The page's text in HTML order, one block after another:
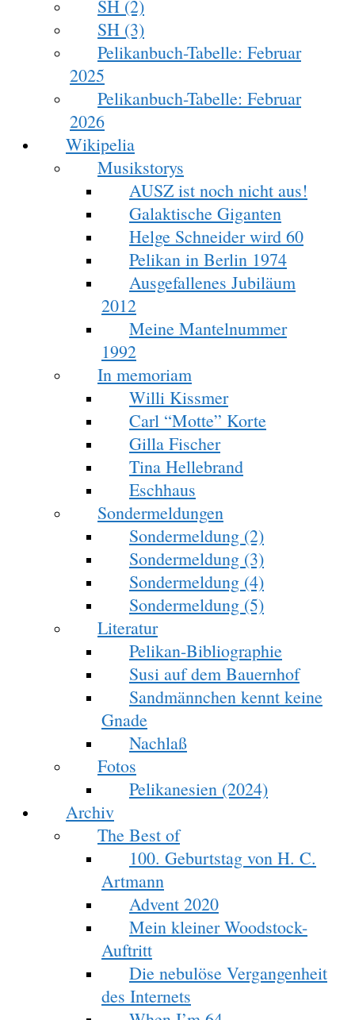
SH (2)
SH (3)
Pelikanbuch-Tabelle: Februar
2025
Pelikanbuch-Tabelle: Februar
2026
Wikipelia
Musikstorys
AUSZ ist noch nicht aus!
Galaktische Giganten
Helge Schneider wird 60
Pelikan in Berlin 1974
Ausgefallenes Jubiläum
2012
Meine Mantelnummer
1992
In memoriam
Willi Kissmer
Carl “Motte” Korte
Gilla Fischer
Tina Hellebrand
Eschhaus
Sondermeldungen
Sondermeldung (2)
Sondermeldung (3)
Sondermeldung (4)
Sondermeldung (5)
Literatur
Pelikan-Bibliographie
Susi auf dem Bauernhof
Sandmännchen kennt keine
Gnade
Nachlaß
Fotos
Pelikanesien (2024)
Archiv
The Best of
100. Geburtstag von H. C.
Artmann
Advent 2020
Mein kleiner Woodstock-
Auftritt
Die nebulöse Vergangenheit
des Internets